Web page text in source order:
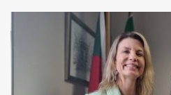
futuro. O evento ocorreu
transmissão simultânea para os
estavam reunidos em Cachoeiro
Assembleia Geral Extraordinária,
pautas estratégicas, como a